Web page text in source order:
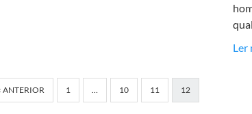
qual
Ler
ANTERIOR 1 … 10 11 12